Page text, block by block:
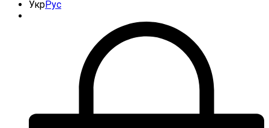
УкрРус